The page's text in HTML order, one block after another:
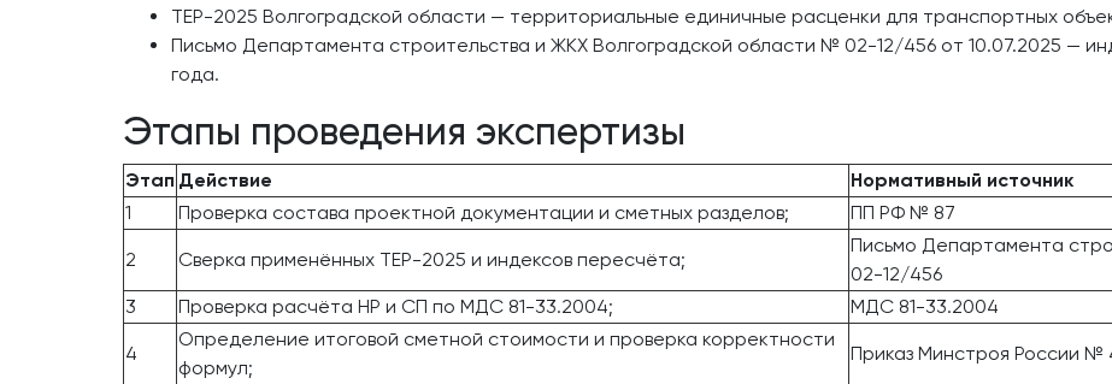
ТЕР-2025 Волгоградской области — территориальные единичные расценки для транспортных
Письмо Департамента строительства и ЖКХ Волгоградской области № 02-12/456 от 10.07.2025 —
года.
Этапы проведения экспертизы
Этап Действие
Нормативный источник
1
Проверка состава проектной документации и сметных разделов; ПП РФ № 87
2 Сверка применённых ТЕР-2025 и индексов пересчёта;
Письмо Департамента
02-12/456
3
Проверка расчёта НР и СП по МДС 81-33.2004; МДС 81-33.2004
4
Определение итоговой сметной стоимости и проверка корректности
формул;
Приказ Минстроя России №